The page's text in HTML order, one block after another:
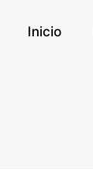
Inicio